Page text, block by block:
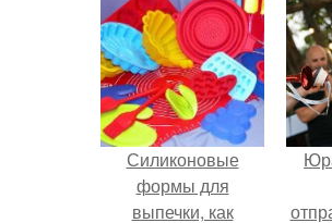
Силиконовые
формы для
выпечки, как